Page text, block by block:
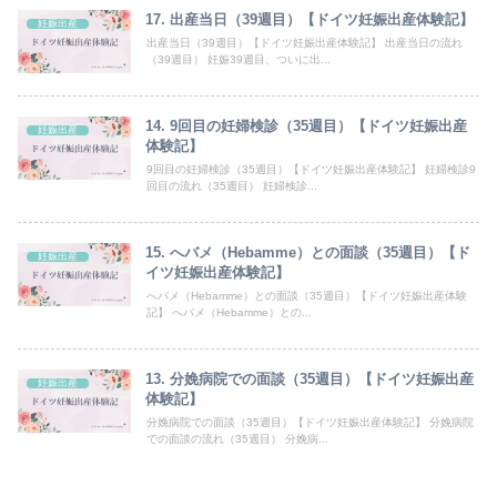
妊娠出産 17. 出産当日（39週目）【ドイツ妊娠出産体験記】
出産当日（39週目）【ドイツ妊娠出産体験記】 出産当日の流れ
（39週目） 妊娠39週目、ついに出...
妊娠出産
14. 9回目の妊婦検診（35週目）【ドイツ妊娠出産
体験記】
9回目の妊婦検診（35週目）【ドイツ妊娠出産体験記】 妊婦検診9
回目の流れ（35週目） 妊婦検診...
妊娠出産
15. へバメ（Hebamme）との面談（35週目）【ド
イツ妊娠出産体験記】
へバメ（Hebamme）との面談（35週目）【ドイツ妊娠出産体験
記】 へバメ（Hebamme）との...
妊娠出産
13. 分娩病院での面談（35週目）【ドイツ妊娠出産
体験記】
分娩病院での面談（35週目）【ドイツ妊娠出産体験記】 分娩病院
での面談の流れ（35週目） 分娩病...